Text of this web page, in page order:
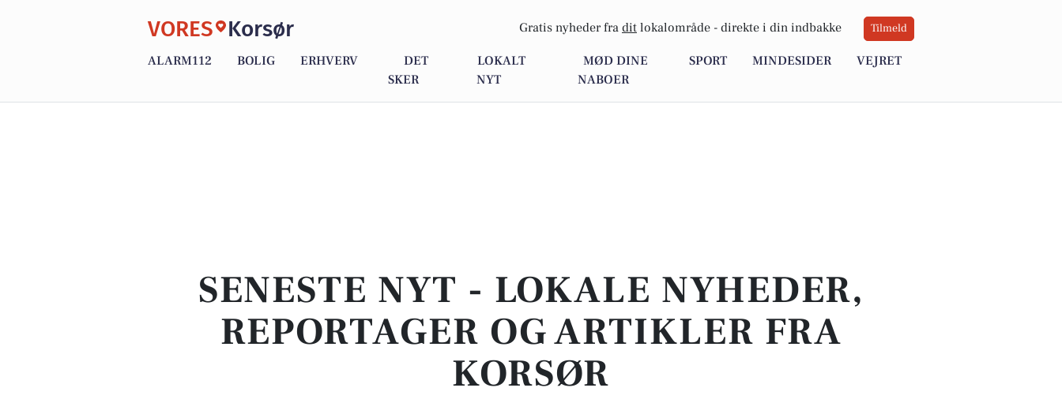
VORES Korsør Gratis nyheder fra dit lokalområde - direkte i din indbakke Tilmeld
ALARM112 BOLIG ERHVERV
DET
SKER
LOKALT
NYT
MØD DINE
NABOER
SPORT MINDESIDER VEJRET
SENESTE NYT - LOKALE NYHEDER,
REPORTAGER OG ARTIKLER FRA
KORSØR